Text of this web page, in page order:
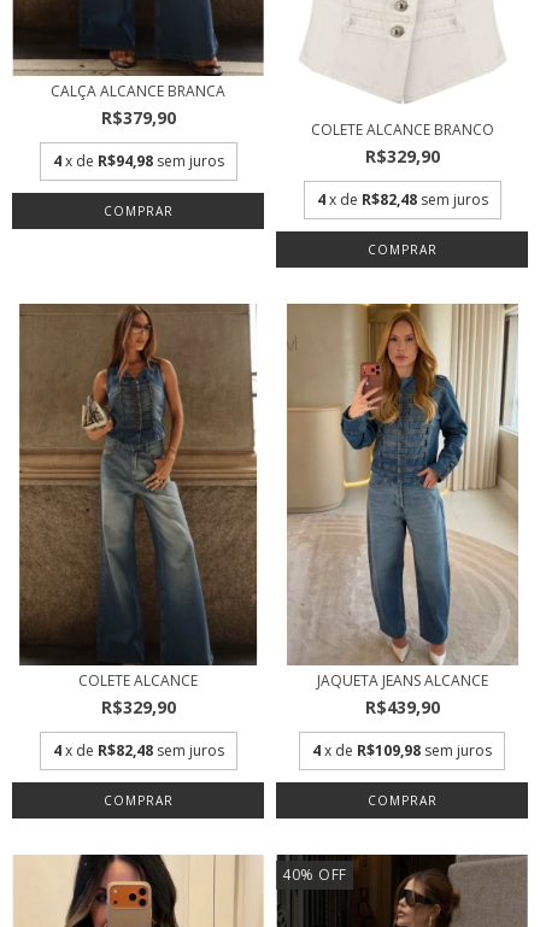
CALÇA ALCANCE BRANCA
R$379,90
4 x de R$94,98 sem juros
COMPRAR
COLETE ALCANCE BRANCO
R$329,90
4 x de R$82,48 sem juros
COMPRAR
COLETE ALCANCE
R$329,90
4 x de R$82,48 sem juros
COMPRAR
JAQUETA JEANS ALCANCE
R$439,90
4x de R$109,98 sem juros
COMPRAR
40% OFF